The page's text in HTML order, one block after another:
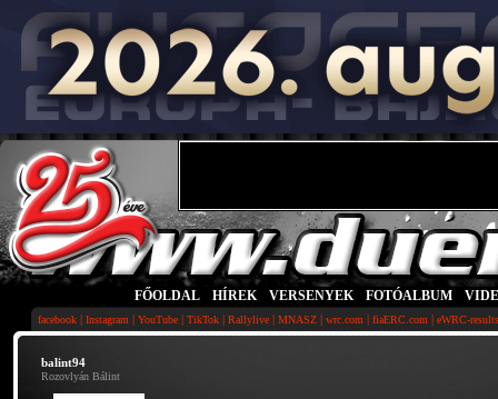
FŐOLDAL HÍREK VERSENYEK FOTÓALBUM
facebook | Instagram | YouTube | TikTok | Rallylive | MNASZ | wrc.com | fiaERC.com | eWRC-
balint94
Rozovlyán Bálint